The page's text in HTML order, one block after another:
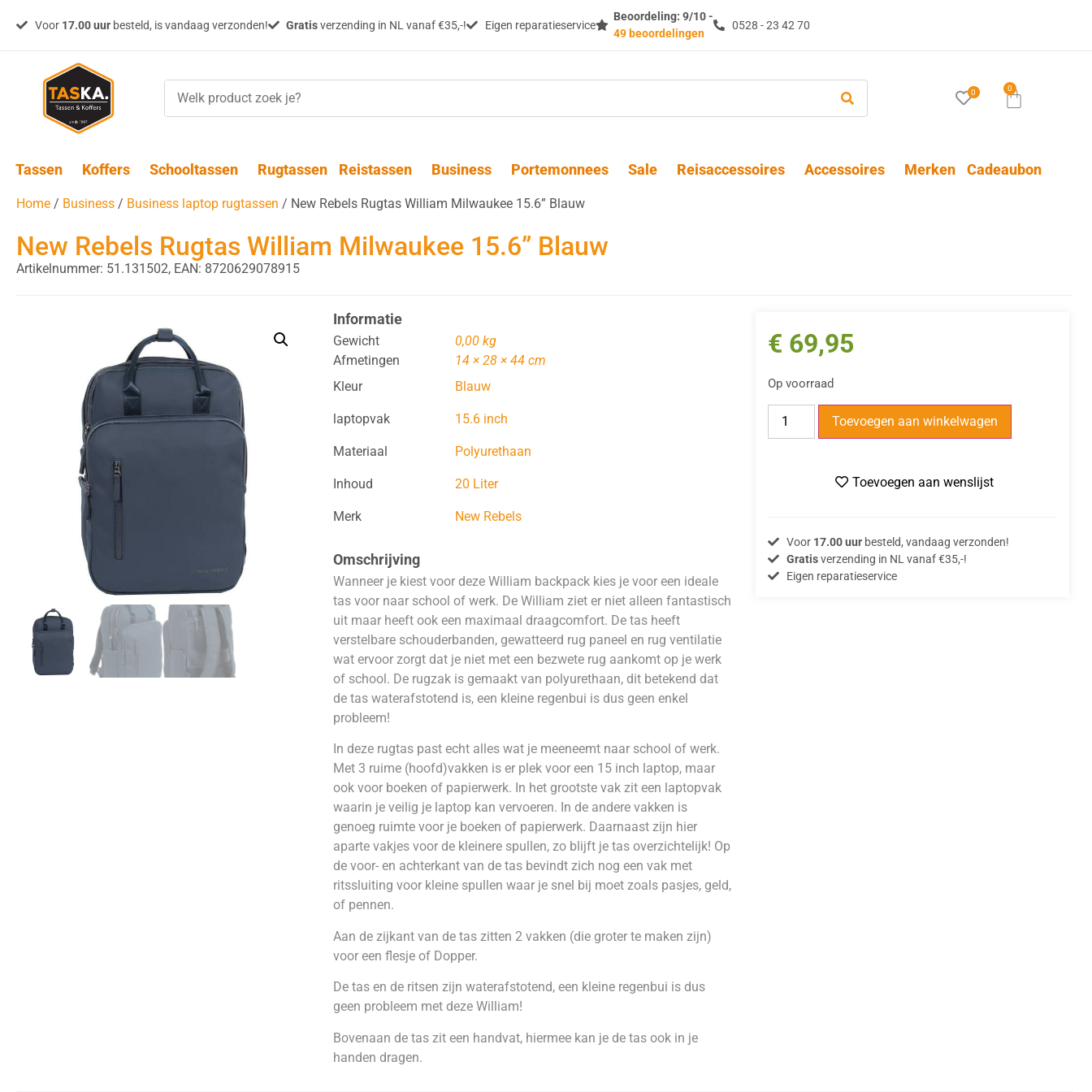
Voor 17.00 uurbesteld, is vandaag verzonden! Gratisverzending in NL vanaf €35,-! Eigen reparatieservice
Beoordeling: 9/10 -
49 beoordelingen
0528 - 23 42 70
0 0
Tassen Koffers Schooltassen Rugtassen Reistassen Business Portemonnees Sale Reisaccessoires Accessoires Merken Cadeaubon
Home / Business / Business laptop rugtassen / New Rebels Rugtas William Milwaukee 15.6” Blauw
New Rebels Rugtas William Milwaukee 15.6” Blauw
Artikelnummer: 51.131502, EAN: 8720629078915
Informatie
Gewicht
0,00 kg
Afmetingen
14 × 28 × 44 cm
Kleur
Blauw
laptopvak 15.6 inch
Materiaal Polyurethaan
Inhoud 20 Liter
Merk New Rebels
Omschrijving
Wanneer je kiest voor deze William backpack kies je voor een ideale
tas voor naar school of werk. De William ziet er niet alleen fantastisch
uit maar heeft ook een maximaal draagcomfort. De tas heeft
verstelbare schouderbanden, gewatteerd rug paneel en rug ventilatie
wat ervoor zorgt dat je niet met een bezwete rug aankomt op je werk
of school. De rugzak is gemaakt van polyurethaan, dit betekend dat
de tas waterafstotend is, een kleine regenbui is dus geen enkel
probleem!
In deze rugtas past echt alles wat je meeneemt naar school of werk.
Met 3 ruime (hoofd)vakken is er plek voor een 15 inch laptop, maar
ook voor boeken of papierwerk. In het grootste vak zit een laptopvak
waarin je veilig je laptop kan vervoeren. In de andere vakken is
genoeg ruimte voor je boeken of papierwerk. Daarnaast zijn hier
aparte vakjes voor de kleinere spullen, zo blijft je tas overzichtelijk! Op
de voor- en achterkant van de tas bevindt zich nog een vak met
ritssluiting voor kleine spullen waar je snel bij moet zoals pasjes, geld,
of pennen.
Aan de zijkant van de tas zitten 2 vakken (die groter te maken zijn)
voor een flesje of Dopper.
De tas en de ritsen zijn waterafstotend, een kleine regenbui is dus
geen probleem met deze William!
Bovenaan de tas zit een handvat, hiermee kan je de tas ook in je
handen dragen.
€ 69,95
Op voorraad
Toevoegen aan winkelwagen
Toevoegen aan wenslijst
Voor 17.00 uurbesteld, vandaag verzonden!
Gratisverzending in NL vanaf €35,-!
Eigen reparatieservice